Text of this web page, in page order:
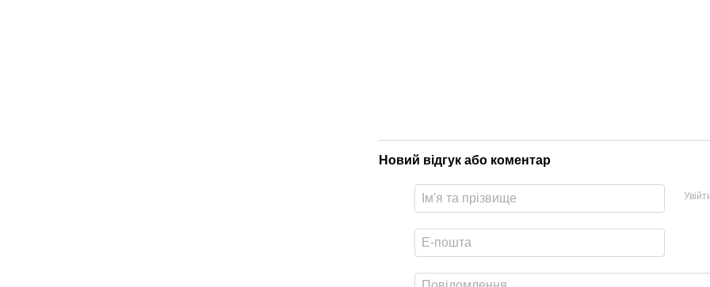
Новий відгук або коментар